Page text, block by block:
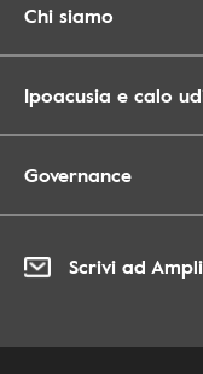
Chi siamo
Ipoacusia e calo
Governance
Scrivi ad